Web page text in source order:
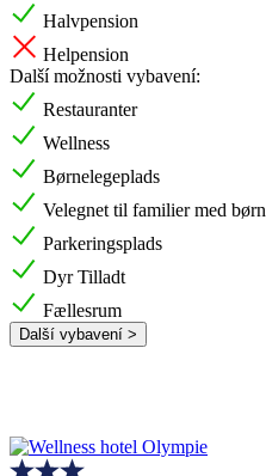
Halvpension
Helpension
Další možnosti vybavení:
Restauranter
Wellness
Børnelegeplads
Velegnet til familier med børn
Parkeringsplads
Dyr Tilladt
Fællesrum
Další vybavení >